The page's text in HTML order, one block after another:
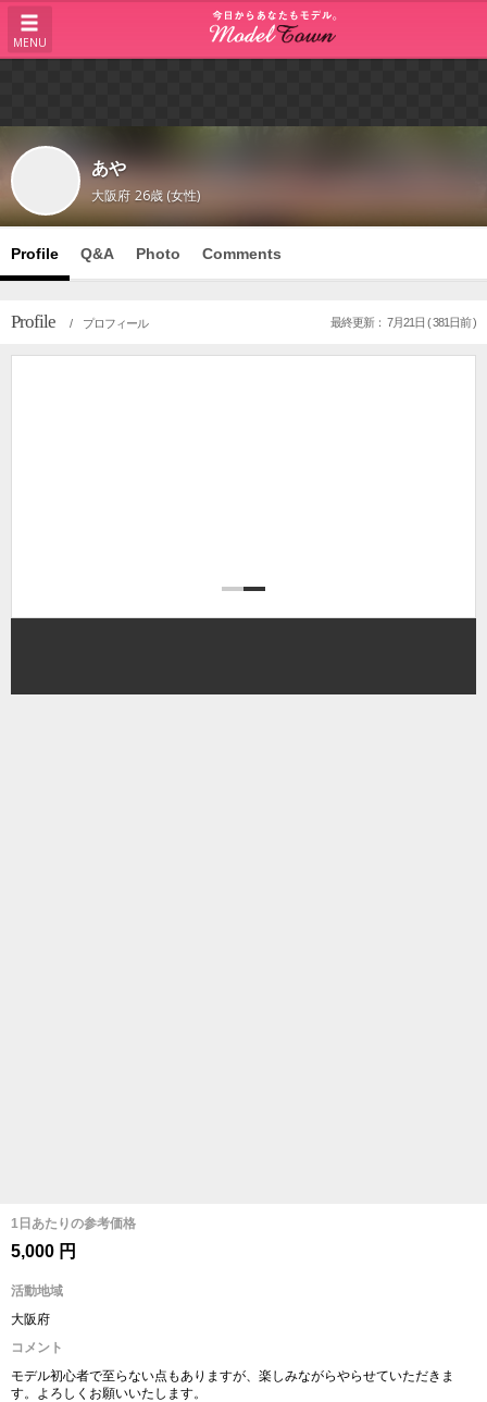
MENU
あや
大阪府 26歳 (女性)
Profile Q&A Photo Comments
Profile / プロフィール 最終更新： 7月21日 ( 381日前 )
1日あたりの参考価格
5,000 円
活動地域
大阪府
コメント
モデル初心者で至らない点もありますが、楽しみながらやらせていただきま
す。よろしくお願いいたします。